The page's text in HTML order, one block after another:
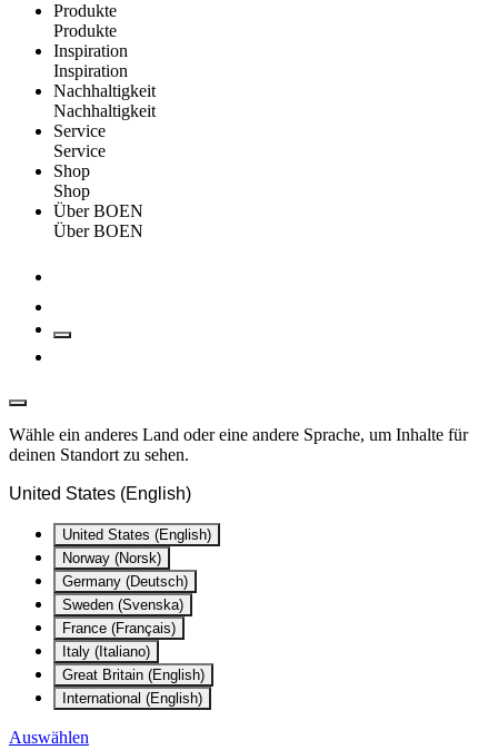
Produkte
Produkte
Inspiration
Inspiration
Nachhaltigkeit
Nachhaltigkeit
Service
Service
Shop
Shop
Über BOEN
Über BOEN
Wähle ein anderes Land oder eine andere Sprache, um Inhalte für
deinen Standort zu sehen.
United States (English)
United States (English)
Norway (Norsk)
Germany (Deutsch)
Sweden (Svenska)
France (Français)
Italy (Italiano)
Great Britain (English)
International (English)
Auswählen